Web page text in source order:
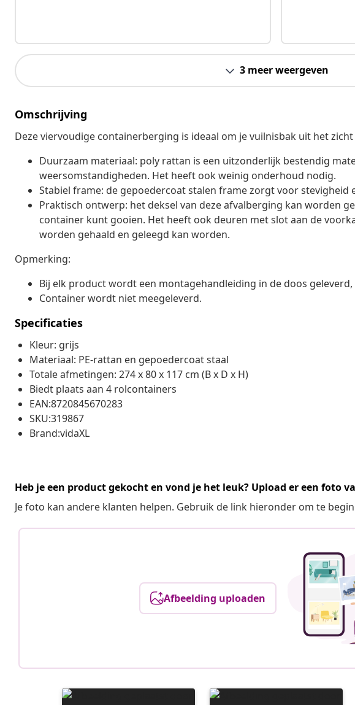
3 meer weergeven
Omschrijving
Deze viervoudige containerberging is ideaal om je vuilnisbak uit het
Duurzaam materiaal: poly rattan is een uitzonderlijk bestendig
weersomstandigheden. Het heeft ook weinig onderhoud nodig.
Stabiel frame: de gepoedercoat stalen frame zorgt voor stevigheid
Praktisch ontwerp: het deksel van deze afvalberging kan worden
container kunt gooien. Het heeft ook deuren met slot aan de
worden gehaald en geleegd kan worden.
Opmerking:
Bij elk product wordt een montagehandleiding in de doos
Container wordt niet meegeleverd.
Specificaties
Kleur: grijs
Materiaal: PE-rattan en gepoedercoat staal
Totale afmetingen: 274 x 80 x 117 cm (B x D x H)
Biedt plaats aan 4 rolcontainers
EAN:8720845670283
SKU:319867
Brand:vidaXL
Heb je een product gekocht en vond je het leuk? Upload er een foto
Je foto kan andere klanten helpen. Gebruik de link hieronder om te
Afbeelding uploaden